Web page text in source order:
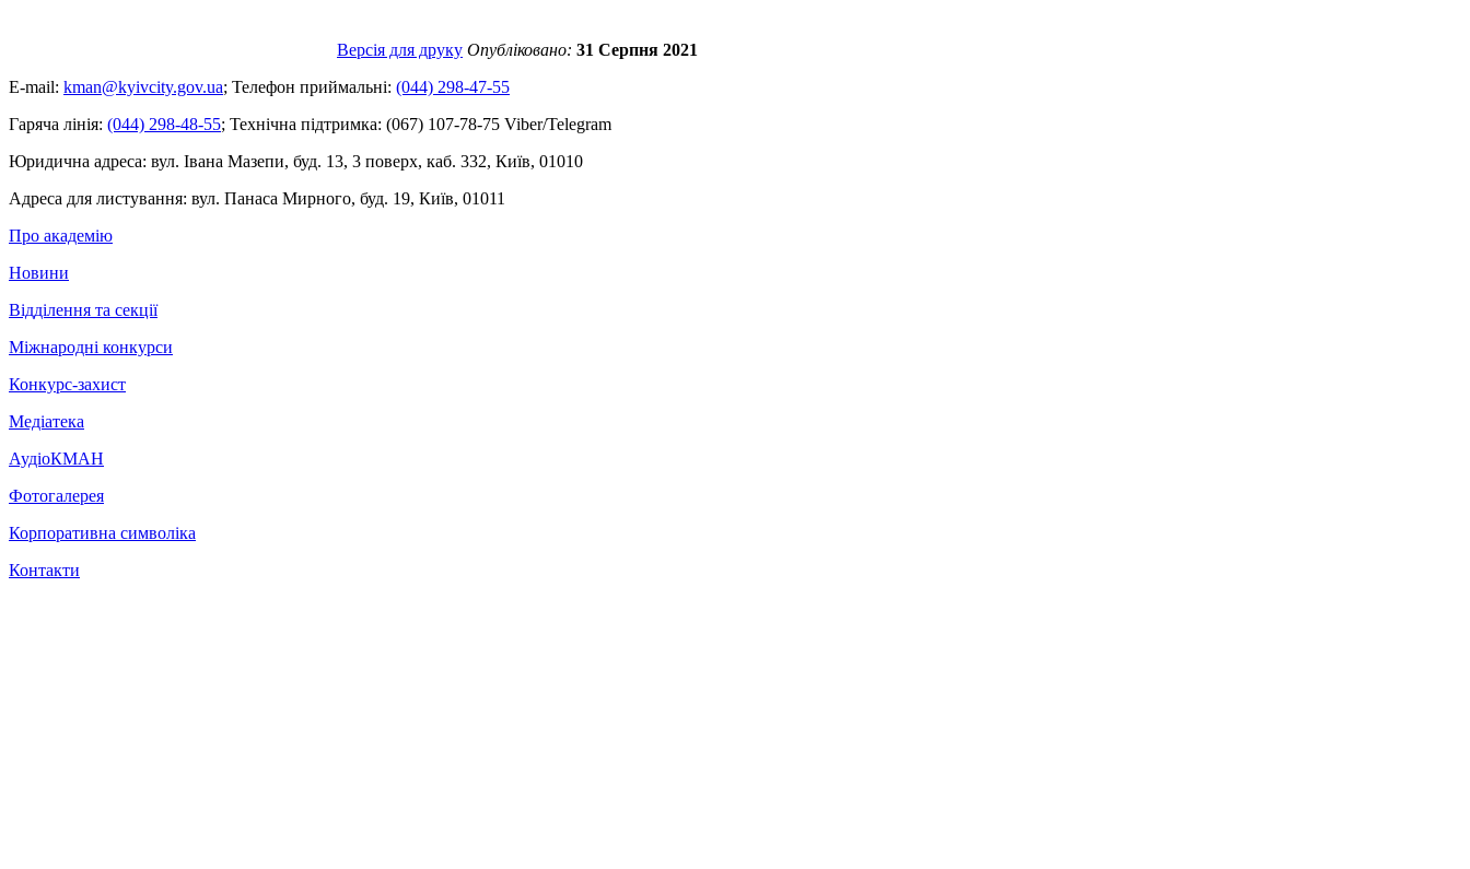
Версія для друку Опубліковано: 31 Серпня 2021
E-mail: kman@kyivcity.gov.ua; Телефон приймальні: (044) 298-47-55
Гаряча лінія: (044) 298-48-55; Технічна підтримка: (067) 107-78-75 Viber/Telegram
Юридична адреса: вул. Івана Мазепи, буд. 13, 3 поверх, каб. 332, Київ, 01010
Адреса для листування: вул. Панаса Мирного, буд. 19, Київ, 01011
Про академію
Новини
Відділення та секції
Міжнародні конкурси
Конкурс-захист
Медіатека
АудіоКМАН
Фотогалерея
Корпоративна символіка
Контакти